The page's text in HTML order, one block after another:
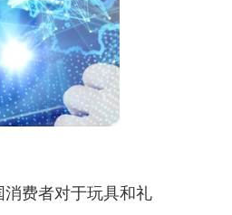
费者对于玩具和礼